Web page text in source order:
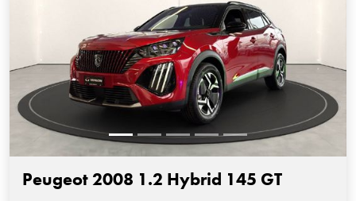
Peugeot 2008 1.2 Hybrid 145 GT